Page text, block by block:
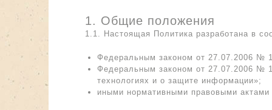
1. Общие положения
1.1. Настоящая Политика разработана в
Федеральным законом от 27.07.2006 №
Федеральным законом от 27.07.2006 №
технологиях и о защите информации»;
иными нормативными правовыми